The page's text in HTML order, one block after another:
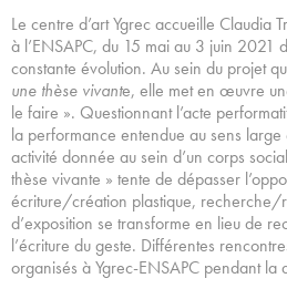
Le centre d’art Ygrec accueille Claudia
à l’ENSAPC, du 15 mai au 3 juin 2021
constante évolution. Au sein du projet
une thèse vivante, elle met en œuvre
le faire ». Questionnant l’acte
la performance entendue au sens large
activité donnée au sein d’un corps
thèse vivante » tente de dépasser
écriture/création plastique, recherche/
d’exposition se transforme en lieu de
l’écriture du geste. Différentes
organisés à Ygrec-ENSAPC pendant la